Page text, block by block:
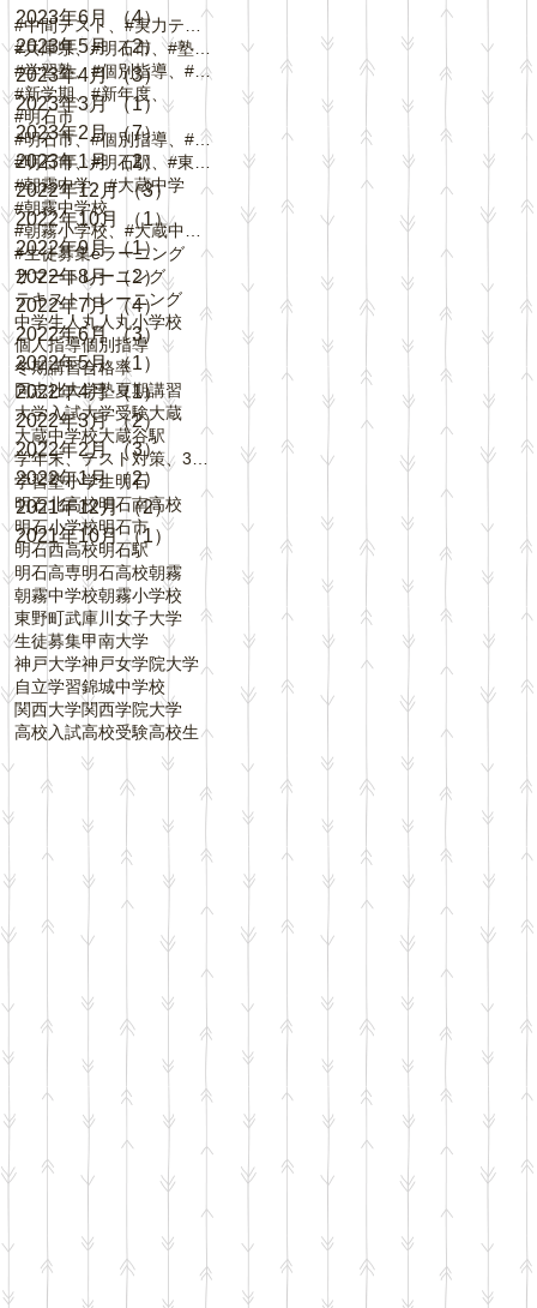
2023年6月
（4）4件の記事
2023年5月 （2） 2件の記事
2023年4月 （3）3件の記事
2023年3月 （1） 1件の記事
2023年2月 （7）7件の記事
2023年1月 （2） 2件の記事
2022年12月 （3）3件の記事
2022年10月
（1）1件の記事
2022年9月 （1） 1件の記事
2022年8月 （2）2件の記事
2022年7月 （4）4件の記事
2022年6月 （3） 3件の記事
2022年5月 （1）
2022年4月 （1）1件の記事
2022年3月 （2）2件の記事
2022年2月 （3）3件の記事
2022年1月 （2）
2件の記事
2021年12月 （2）2件の記事
2021年10月 （1） 1件の記事
#学習塾、#個別指導、#自立学習、#人丸小学校、#
#新学期、#新年度、
#明石市
#明石市、#個別指導、#春期講習、
#朝霧中学、#大蔵中学
#朝霧中学校
#生徒募集eラーニング
サマートレーニング
テキストトレーニング
中学生人丸人丸小学校
個人指導個別指導
冬期講習合格率
同志社大学塾夏期講習
大学入試大学受験大蔵
大蔵中学校大蔵谷駅
学習塾小学生明石
明石北高校明石南高校
明石小学校明石市
明石西高校明石駅
明石高専明石高校朝霧
朝霧中学校朝霧小学校
東野町武庫川女子大学
生徒募集甲南大学
神戸大学神戸女学院大学
自立学習錦城中学校
関西大学関西学院大学
高校入試高校受験高校生